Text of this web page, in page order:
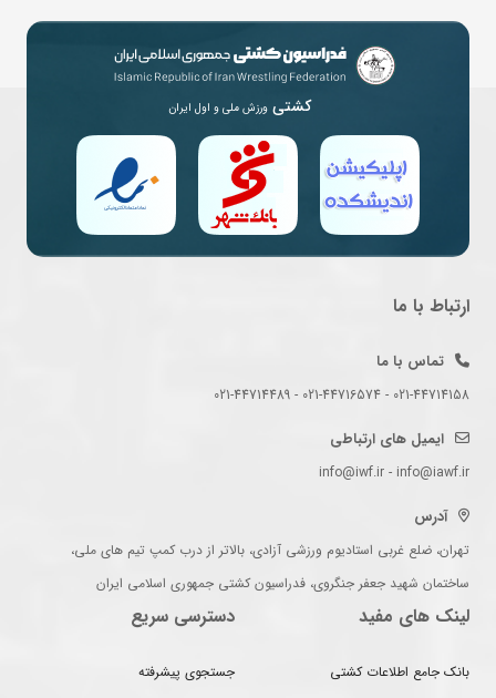
کشتی ورزش ملی و اول ایران
ارتباط با ما
تماس با ما
021-44714158 - 021-44716574 - 021-44714489
ایمیل های ارتباطی
info@iwf.ir - info@iawf.ir
آدرس
تهران، ضلع غربی استادیوم ورزشی آزادی، بالاتر از درب کمپ تیم های ملی،
ساختمان شهید جعفر جنگروی، فدراسیون کشتی جمهوری اسلامی ایران
لینک های مفید
بانک جامع اطلاعات کشتی
دسترسی سریع
جستجوی پیشرفته